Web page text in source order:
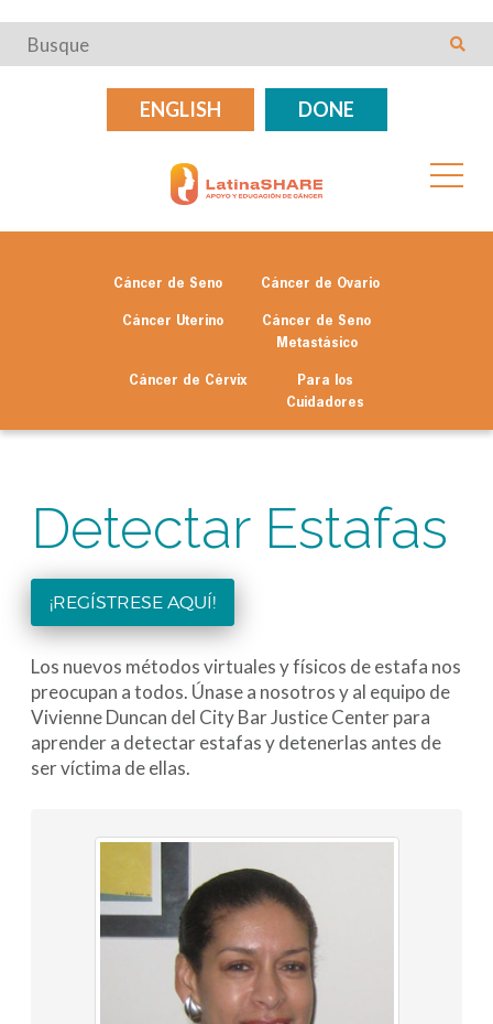
ENGLISH DONE
Cáncer de Seno Cáncer de Ovario
Cáncer Uterino
Cáncer de Seno
Metastásico
Cáncer de Cérvix
Para los
Cuidadores
Detectar Estafas
¡REGÍSTRESE AQUÍ!
Los nuevos métodos virtuales y físicos de estafa nos
preocupan a todos. Únase a nosotros y al equipo de
Vivienne Duncan del City Bar Justice Center para
aprender a detectar estafas y detenerlas antes de
ser víctima de ellas.